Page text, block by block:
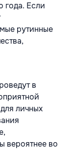
года. Если
рутинные
в
личных
вероятнее во